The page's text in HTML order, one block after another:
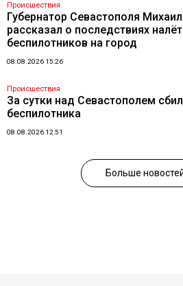
Происшествия
Губернатор Севастополя
рассказал о последствиях
беспилотников на город
08.08.2026 15:26
Происшествия
За сутки над Севастополем
беспилотника
08.08.2026 12:51
Больше